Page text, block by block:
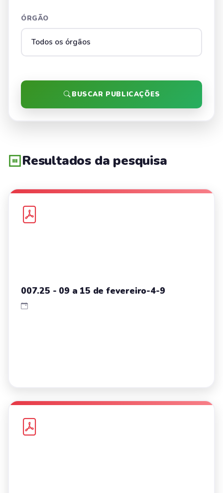
ÓRGÃO
BUSCAR PUBLICAÇÕES
Resultados da pesquisa
007.25 - 09 a 15 de fevereiro-4-9